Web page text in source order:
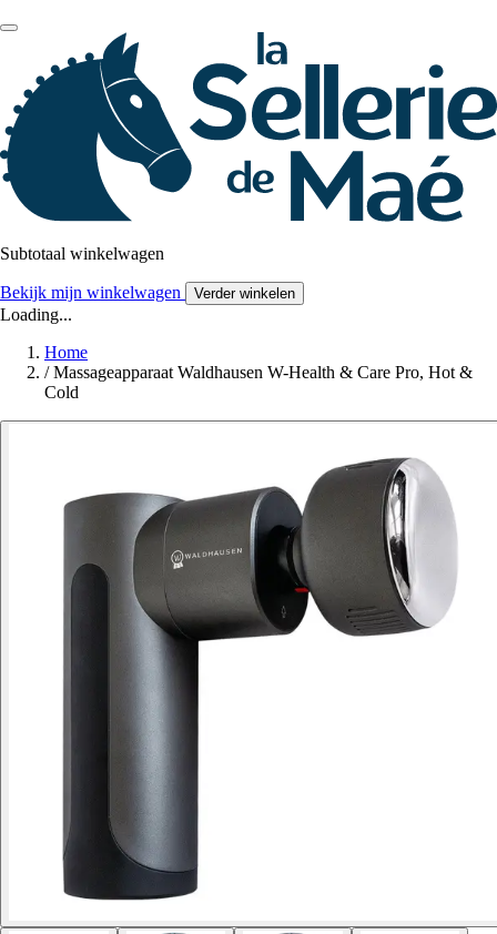
Subtotaal winkelwagen
Bekijk mijn winkelwagen Verder winkelen
Loading...
Home
/ Massageapparaat Waldhausen W-Health & Care Pro, Hot &
Cold